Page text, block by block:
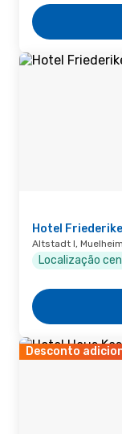
Hotel Friederike
Altstadt I,
Localização
Desconto